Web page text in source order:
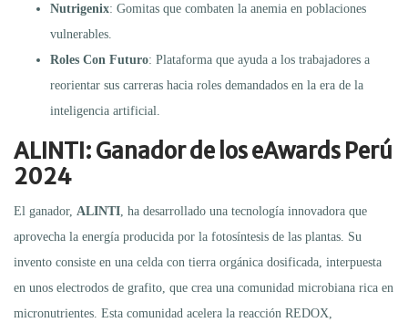
Nutrigenix: Gomitas que combaten la anemia en poblaciones
vulnerables.
Roles Con Futuro: Plataforma que ayuda a los trabajadores a
reorientar sus carreras hacia roles demandados en la era de la
inteligencia artificial.
ALINTI: Ganador de los eAwards Perú
2024
El ganador, ALINTI , ha desarrollado una tecnología innovadora que
aprovecha la energía producida por la fotosíntesis de las plantas. Su
invento consiste en una celda con tierra orgánica dosificada, interpuesta
en unos electrodos de grafito, que crea una comunidad microbiana rica en
micronutrientes. Esta comunidad acelera la reacción REDOX,